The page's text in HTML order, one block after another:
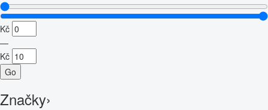
Kč
—
Kč
Go
Značky›